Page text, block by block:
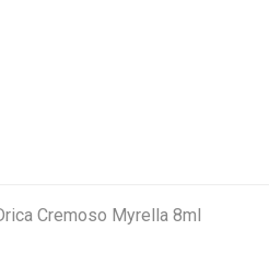
Cremoso Myrella 8ml